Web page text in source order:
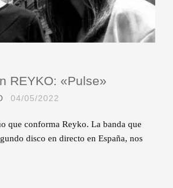
REYKO: «Pulse»
04/05/2022
que conforma Reyko. La banda que
disco en directo en España, nos